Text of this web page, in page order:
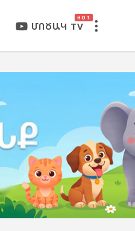
ՄՈԾԱԿ TV
HOT